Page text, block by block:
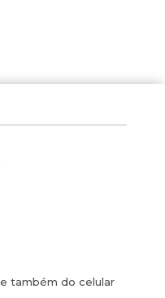
também do celular